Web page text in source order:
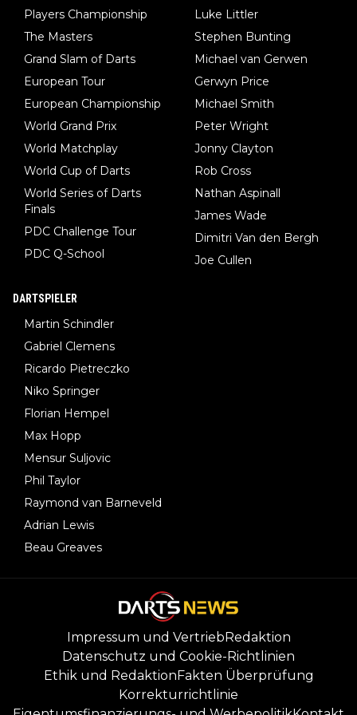
Players Championship
The Masters
Grand Slam of Darts
European Tour
European Championship
World Grand Prix
World Matchplay
World Cup of Darts
World Series of Darts
Finals
PDC Challenge Tour
PDC Q-School
Luke Littler
Stephen Bunting
Michael van Gerwen
Gerwyn Price
Michael Smith
Peter Wright
Jonny Clayton
Rob Cross
Nathan Aspinall
James Wade
Dimitri Van den Bergh
Joe Cullen
DARTSPIELER
Martin Schindler
Gabriel Clemens
Ricardo Pietreczko
Niko Springer
Florian Hempel
Max Hopp
Mensur Suljovic
Phil Taylor
Raymond van Barneveld
Adrian Lewis
Beau Greaves
Impressum und VertriebRedaktion
Datenschutz und Cookie-Richtlinien
Ethik und RedaktionFakten Überprüfung
Korrekturrichtlinie